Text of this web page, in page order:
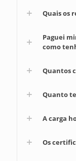
Quais os
Paguei
como
Quantos
Quanto
A carga
Os